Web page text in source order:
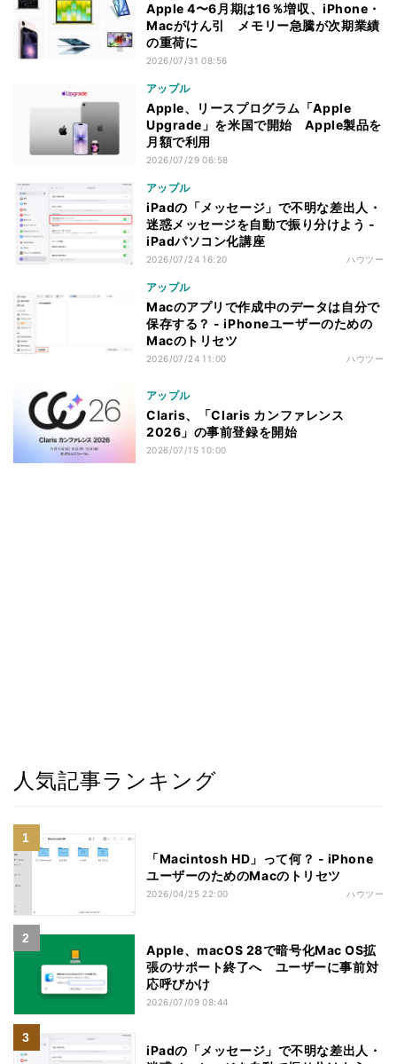
Apple 4〜6月期は16％増収、iPhone・
Macがけん引 メモリー急騰が次期業績
の重荷に
2026/07/31 08:56
アップル
Apple、リースプログラム「Apple
Upgrade」を米国で開始 Apple製品を
月額で利用
2026/07/29 06:58
アップル
iPadの「メッセージ」で不明な差出人・
迷惑メッセージを自動で振り分けよう -
iPadパソコン化講座
2026/07/24 16:20 ハウツー
アップル
Macのアプリで作成中のデータは自分で
保存する？ - iPhoneユーザーのための
Macのトリセツ
2026/07/24 11:00 ハウツー
アップル
Claris、「Claris カンファレンス
2026」の事前登録を開始
2026/07/15 10:00
人気記事ランキング
「Macintosh HD」って何？ - iPhone
ユーザーのためのMacのトリセツ
2026/04/25 22:00 ハウツー
Apple、macOS 28で暗号化Mac OS拡
張のサポート終了へ ユーザーに事前対
応呼びかけ
2026/07/09 08:44
iPadの「メッセージ」で不明な差出人・